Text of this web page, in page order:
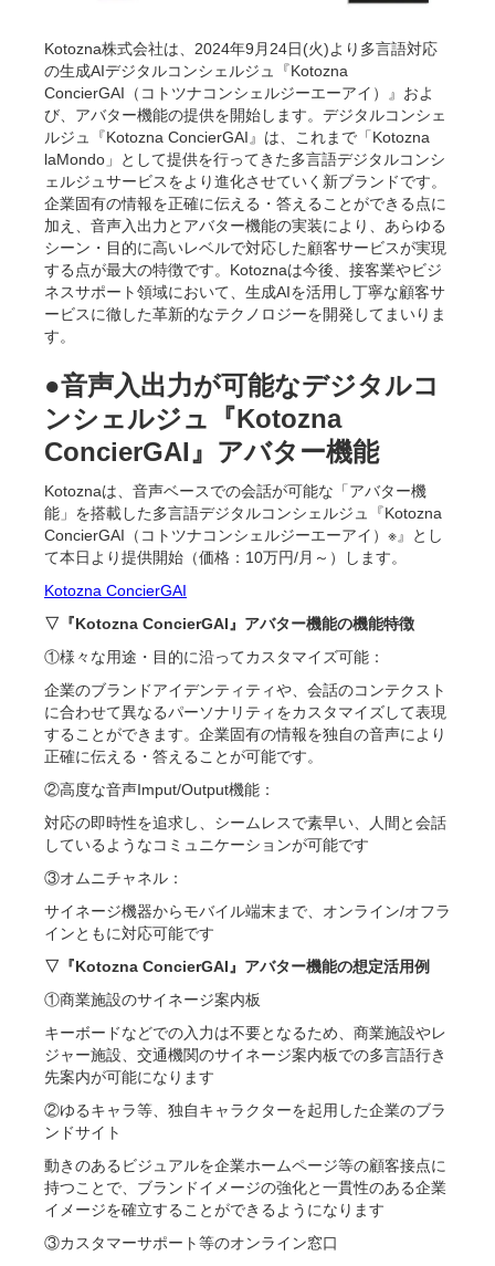
Kotozna株式会社は、2024年9月24日(火)より多言語対応
の生成AIデジタルコンシェルジュ『Kotozna
ConcierGAI（コトツナコンシェルジーエーアイ）』およ
び、アバター機能の提供を開始します。デジタルコンシェ
ルジュ『Kotozna ConcierGAI』は、これまで「Kotozna
laMondo」として提供を行ってきた多言語デジタルコンシ
ェルジュサービスをより進化させていく新ブランドです。
企業固有の情報を正確に伝える・答えることができる点に
加え、音声入出力とアバター機能の実装により、あらゆる
シーン・目的に高いレベルで対応した顧客サービスが実現
する点が最大の特徴です。Kotoznaは今後、接客業やビジ
ネスサポート領域において、生成AIを活用し丁寧な顧客サ
ービスに徹した革新的なテクノロジーを開発してまいりま
す。
●音声入出力が可能なデジタルコ
ンシェルジュ『Kotozna
ConcierGAI』アバター機能
Kotoznaは、音声ベースでの会話が可能な「アバター機
能」を搭載した多言語デジタルコンシェルジュ『Kotozna
ConcierGAI（コトツナコンシェルジーエーアイ）※』とし
て本日より提供開始（価格：10万円/月～）します。
Kotozna ConcierGAI
▽『Kotozna ConcierGAI』アバター機能の機能特徴
①様々な用途・目的に沿ってカスタマイズ可能：
企業のブランドアイデンティティや、会話のコンテクスト
に合わせて異なるパーソナリティをカスタマイズして表現
することができます。企業固有の情報を独自の音声により
正確に伝える・答えることが可能です。
②高度な音声Imput/Output機能：
対応の即時性を追求し、シームレスで素早い、人間と会話
しているようなコミュニケーションが可能です
③オムニチャネル：
サイネージ機器からモバイル端末まで、オンライン/オフラ
インともに対応可能です
▽『Kotozna ConcierGAI』アバター機能の想定活用例
①商業施設のサイネージ案内板
キーボードなどでの入力は不要となるため、商業施設やレ
ジャー施設、交通機関のサイネージ案内板での多言語行き
先案内が可能になります
②ゆるキャラ等、独自キャラクターを起用した企業のブラ
ンドサイト
動きのあるビジュアルを企業ホームページ等の顧客接点に
持つことで、ブランドイメージの強化と一貫性のある企業
イメージを確立することができるようになります
③カスタマーサポート等のオンライン窓口